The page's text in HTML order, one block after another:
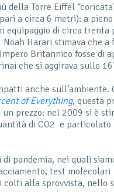
della Torre Eiffel
a circa 6 metri): a
di circa trenta
Noah Harari stimava che
Britannico fosse di
che si aggirava sulle
anche sull’ambiente.
of Everything, questa
prezzo: nel 2009 si è
di CO2 e particolato
pandemia, nei quali
test
colti alla sprovvista, nello